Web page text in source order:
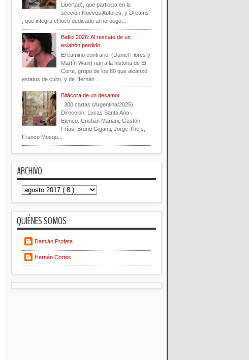
Libertad), que participa en la
sección Nuevos Autores, y Dreams
, que integra el foco dedicado al noruego...
Bafici 2026: Al rescate de un
eslabón perdido
El camino contrario (Daniel Flores y
Martín Wain) narra la historia de El
Corte, grupo de los 80 que alcanzó
estatus de culto, y de Hernán ...
Bitácora de un desamor
300 cartas (Argentina/2025).
Dirección: Lucas Santa Ana .
Elenco: Cristian Mariani, Gastón
Frías, Bruno Giganti, Jorge Thefs,
Franco Mosqu...
ARCHIVO
QUIÉNES SOMOS
Damián Profeta
Hernán Cortés